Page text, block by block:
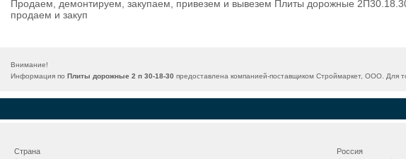
Продаем, демонтируем, закупаем, привезем и вывезем Плиты дорожные
продаем и закуп
Внимание!
Информация по Плиты дорожные 2 п 30-18-30 предоставлена компанией-поставщиком Строймаркет, ООО. Для
Страна
Россия